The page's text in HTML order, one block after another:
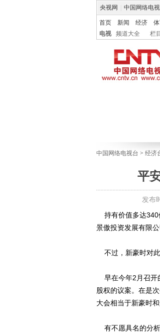
央视网 中国网络电
首页 新闻 经济
电视
频道大全 栏
中国网络电视台 > 经济
平
发布
持有价值多达340
景傲投资发展有限公
不过，新豪时对此
早在今年2月召开
股权的议案。在是
大会相当于新豪时
有不愿具名的分析